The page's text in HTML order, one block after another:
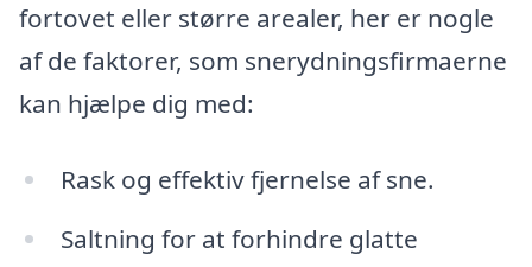
fortovet eller større arealer, her er nogle
af de faktorer, som snerydningsfirmaerne
kan hjælpe dig med:
Rask og effektiv fjernelse af sne.
Saltning for at forhindre glatte